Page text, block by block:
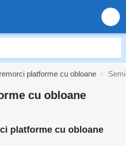
platforme cu obloane
cu obloane
platforme cu obloane